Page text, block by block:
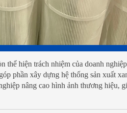
hiện trách nhiệm của doanh
phần xây dựng hệ thống sản xuất
nâng cao hình ảnh thương hiệu,